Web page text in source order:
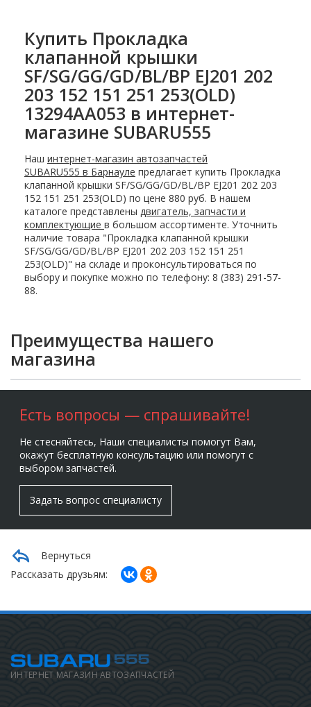
Купить Прокладка
клапанной крышки
SF/SG/GG/GD/BL/BP EJ201 202
203 152 151 251 253(OLD)
13294AA053 в интернет-
магазине SUBARU555
Наш интернет-магазин автозапчастей
SUBARU555 в Барнауле предлагает купить Прокладка
клапанной крышки SF/SG/GG/GD/BL/BP EJ201 202 203
152 151 251 253(OLD) по цене 880 руб. В нашем
каталоге представлены двигатель, запчасти и
комплектующие в большом ассортименте. Уточнить
наличие товара "Прокладка клапанной крышки
SF/SG/GG/GD/BL/BP EJ201 202 203 152 151 251
253(OLD)" на складе и проконсультироваться по
выбору и покупке можно по телефону: 8 (383) 291-57-
88.
Преимущества нашего
магазина
Есть вопросы — спрашивайте!
Не стесняйтесь, Наши специалисты помогут Вам,
окажут бесплатную консультацию или помогут с
выбором запчастей.
Задать вопрос специалисту
Вернуться
Рассказать друзьям:
ИНТЕРНЕТ МАГАЗИН АВТОЗАПЧАСТЕЙ